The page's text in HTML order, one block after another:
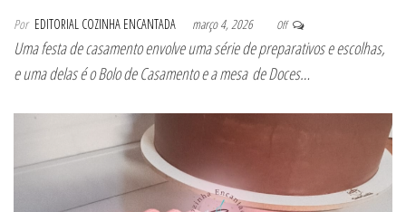
Por EDITORIAL COZINHA ENCANTADA março 4, 2026 Off
Uma festa de casamento envolve uma série de preparativos e escolhas,
e uma delas é o Bolo de Casamento e a mesa de Doces…